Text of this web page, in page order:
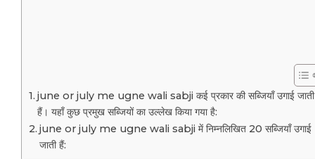
june or july me ugne wali sabji कई प्रकार की सब्जियाँ उगाई जाती
हैं। यहाँ कुछ प्रमुख सब्जियों का उल्लेख किया गया है:
june or july me ugne wali sabji में निम्नलिखित 20 सब्जियाँ उगाई
जाती हैं: